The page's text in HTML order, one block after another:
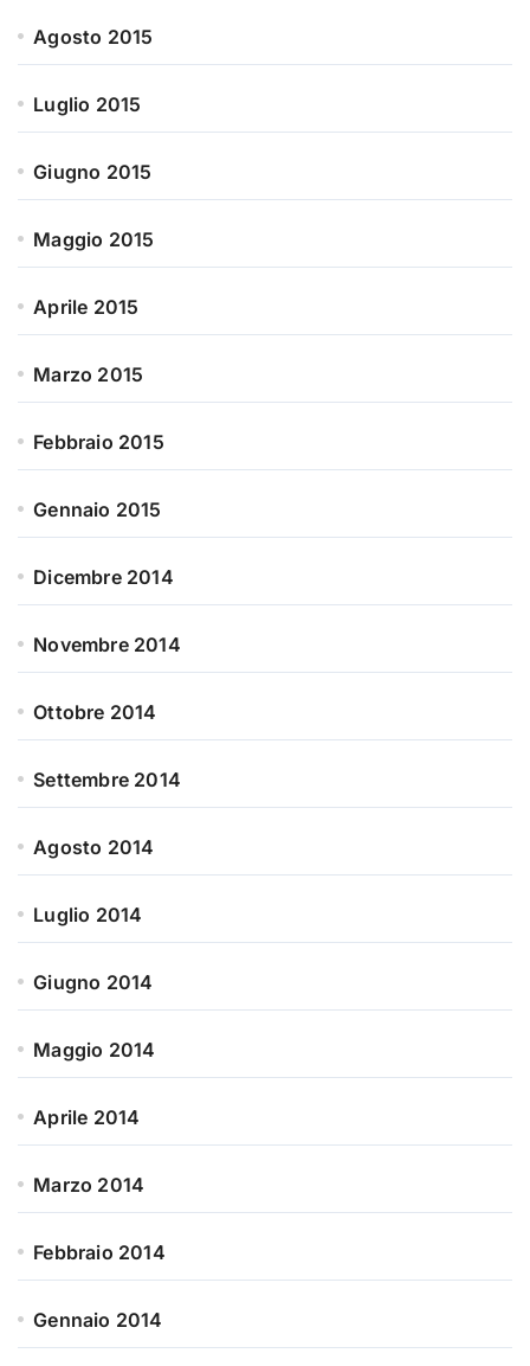
Agosto 2015
Luglio 2015
Giugno 2015
Maggio 2015
Aprile 2015
Marzo 2015
Febbraio 2015
Gennaio 2015
Dicembre 2014
Novembre 2014
Ottobre 2014
Settembre 2014
Agosto 2014
Luglio 2014
Giugno 2014
Maggio 2014
Aprile 2014
Marzo 2014
Febbraio 2014
Gennaio 2014